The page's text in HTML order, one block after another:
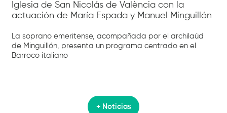
Iglesia de San Nicolás de València con la
actuación de María Espada y Manuel Minguillón
La soprano emeritense, acompañada por el archilaúd
de Minguillón, presenta un programa centrado en el
Barroco italiano
+ Noticias